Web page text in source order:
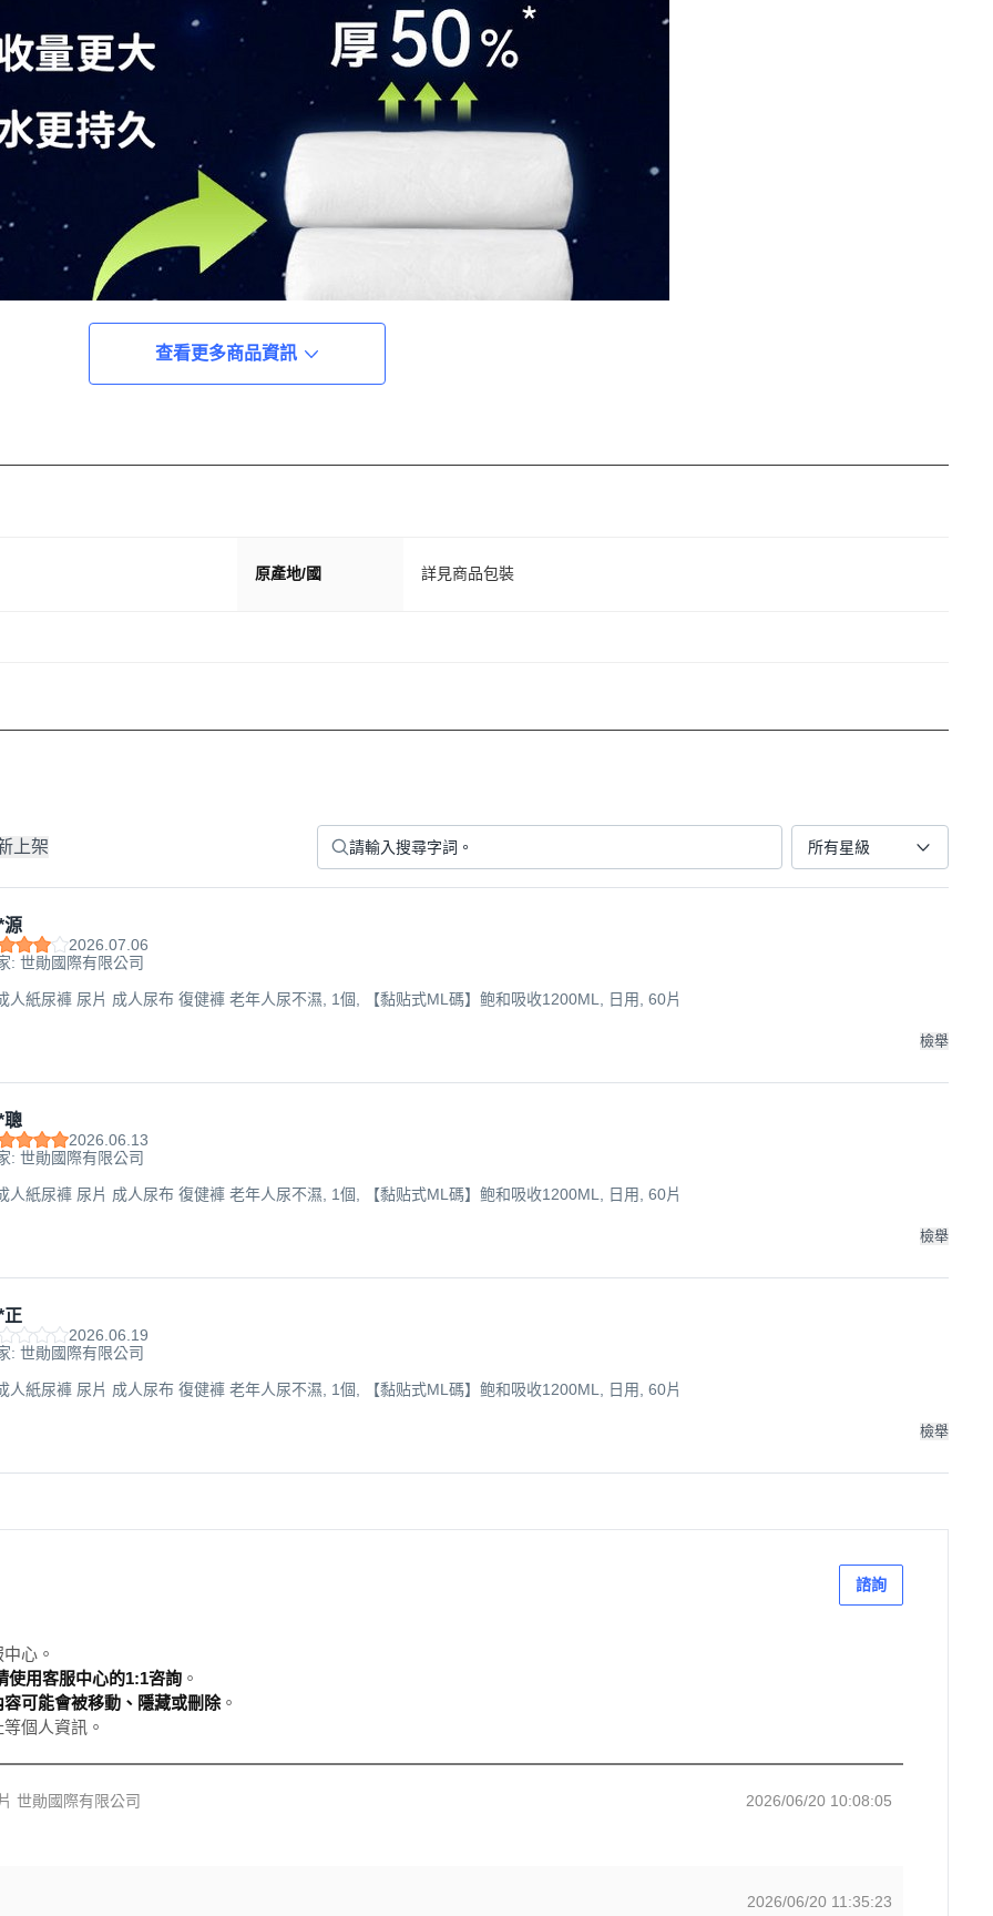
查看更多商品資訊
原產地/國 詳見商品包裝
上架 所有星級
源
2026.07.06
: 世勛國際有限公司
人紙尿褲 尿片 成人尿布 復健褲 老年人尿不濕, 1個, 【黏贴式ML碼】鲍和吸收1200ML, 日用, 60片
檢舉
聰
2026.06.13
: 世勛國際有限公司
人紙尿褲 尿片 成人尿布 復健褲 老年人尿不濕, 1個, 【黏贴式ML碼】鲍和吸收1200ML, 日用, 60片
檢舉
正
2026.06.19
: 世勛國際有限公司
人紙尿褲 尿片 成人尿布 復健褲 老年人尿不濕, 1個, 【黏贴式ML碼】鲍和吸收1200ML, 日用, 60片
檢舉
諮詢
心。
使用客服中心的1:1咨詢 。
可能會被移動、隱藏或刪除。
個人資訊。
世勛國際有限公司 2026/06/20 10:08:05
2026/06/20 11:35:23